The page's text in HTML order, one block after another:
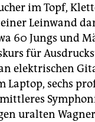
im Topf,
Leinwand
60 Jungs und
für
elektrischen
Laptop, sechs
uralten